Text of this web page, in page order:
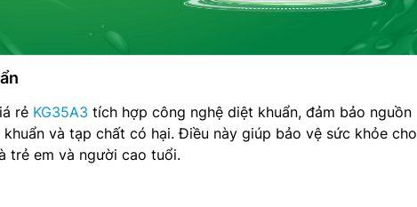
rẻ KG35A3 tích hợp công nghệ diệt khuẩn, đảm bảo nguồn
và tạp chất có hại. Điều này giúp bảo vệ sức khỏe cho
trẻ em và người cao tuổi.